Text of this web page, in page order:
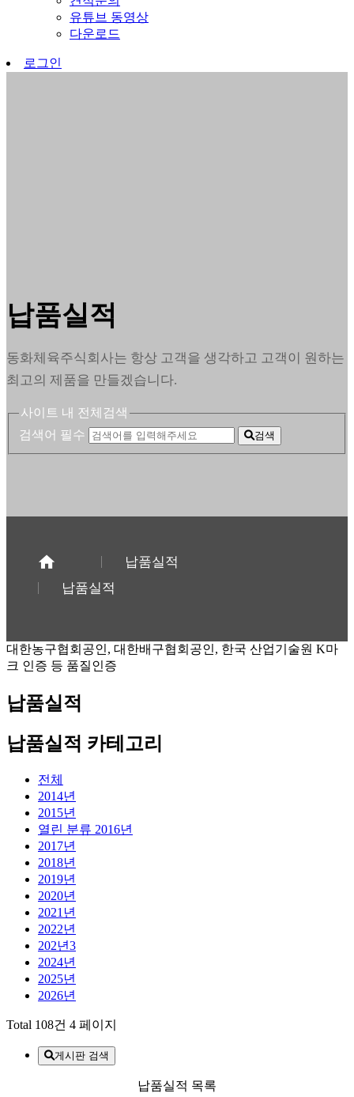
유튜브 동영상
다운로드
로그인
납품실적
동화체육주식회사는 항상 고객을 생각하고 고객이 원하는
최고의 제품을 만들겠습니다.
사이트 내 전체검색
검색어 필수
검색
납품실적
납품실적
대한농구협회공인, 대한배구협회공인, 한국 산업기술원 K마
크 인증 등 품질인증
납품실적
납품실적 카테고리
전체
2014년
2015년
열린 분류 2016년
2017년
2018년
2019년
2020년
2021년
2022년
202년3
2024년
2025년
2026년
Total 108건 4 페이지
게시판 검색
납품실적 목록